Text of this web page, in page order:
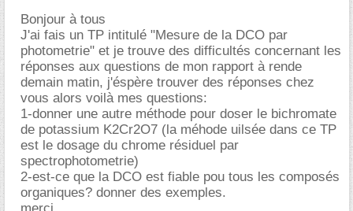
Bonjour à tous
J'ai fais un TP intitulé "Mesure de la DCO par
photometrie" et je trouve des difficultés concernant les
réponses aux questions de mon rapport à rende
demain matin, j'éspère trouver des réponses chez
vous alors voilà mes questions:
1-donner une autre méthode pour doser le bichromate
de potassium K2Cr2O7 (la méhode uilsée dans ce TP
est le dosage du chrome résiduel par
spectrophotometrie)
2-est-ce que la DCO est fiable pou tous les composés
organiques? donner des exemples.